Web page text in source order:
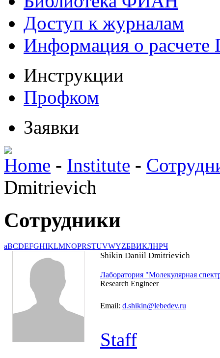
Доступ к журналам
Информация о
Инструкции
Профком
Заявки
Home - Institute -
Dmitrievich
Сотрудники
aBCDEFGHIKLMNOPRSTUVWYZБВИКЛНРЧ
Shikin Daniil Dmitrievich
Лаборатория "Молекулярная
Research Engineer
Email: d.shikin@lebedev.ru
Staff